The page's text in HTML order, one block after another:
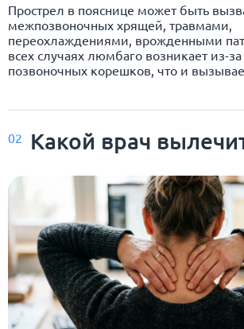
Прострел в пояснице может быть
межпозвоночных хрящей, травмами,
переохлаждениями, врожденными
всех случаях люмбаго возникает из-
позвоночных корешков, что и
02 Какой врач